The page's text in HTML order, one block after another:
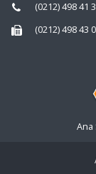
(0212) 498 41
(0212) 498 43
Ana